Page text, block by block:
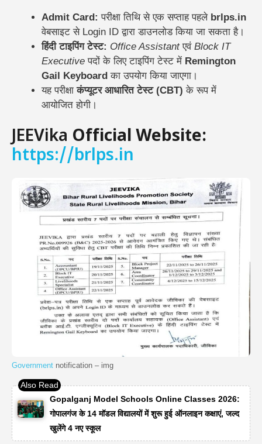
Admit Card: परीक्षा तिथि से एक सप्ताह पहले brlps.in
वेबसाइट से Login ID द्वारा डाउनलोड किया जा सकता है।
हिंदी टाइपिंग टेस्ट: Office Assistantएवं Block IT
Executive पदों के लिए टाइपिंग टेस्ट में Remington
Gail Keyboard का उपयोग किया जाएगा।
यह परीक्षाकंप्यूटर आधारित टेस्ट (CBT) के रूप में
आयोजित होगी।
JEEVika Official Website:
https://brlps.in
Government notification – img
Gopalganj Model Schools Online Classes 2026:
गोपालगंज के 14 मॉडल विद्यालयों में शुरू हुई ऑनलाइन कक्षाएं, जल्द
खुलेंगे 4 नए स्कूल